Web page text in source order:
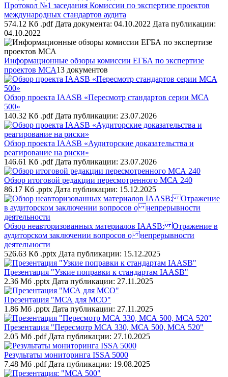
Протокол №1 заседания Комиссии по экспертизе проектов
международных стандартов аудита
574.12 Кб .pdf Дата документа: 04.10.2022 Дата публикации:
04.10.2022
Информационные обзоры комиссии ЕГБА по экспертизе
проектов МСА13 документов
Обзор проекта IAASB «Пересмотр стандартов серии МСА
500»
140.32 Кб .pdf Дата публикации: 23.07.2026
Обзор проекта IAASB «Аудиторские доказательства и
реагирование на риски»
146.61 Кб .pdf Дата публикации: 23.07.2026
Обзор итоговой редакции пересмотренного МСА 240
86.17 Кб .pptx Дата публикации: 15.12.2025
Обзор неавторизованных материалов IAASB: Отражение в
аудиторском заключении вопросов о непрерывности
деятельности
526.63 Кб .pptx Дата публикации: 15.12.2025
Презентация "Узкие поправки к стандартам IAASB"
2.36 Мб .pptx Дата публикации: 27.11.2025
Презентация "МСА для МСО"
1.86 Мб .pptx Дата публикации: 27.11.2025
Презентация "Пересмотр МСА 330, МСА 500, МСА 520"
2.05 Мб .pdf Дата публикации: 27.10.2025
Результаты мониторинга ISSA 5000
7.48 Мб .pdf Дата публикации: 19.08.2025